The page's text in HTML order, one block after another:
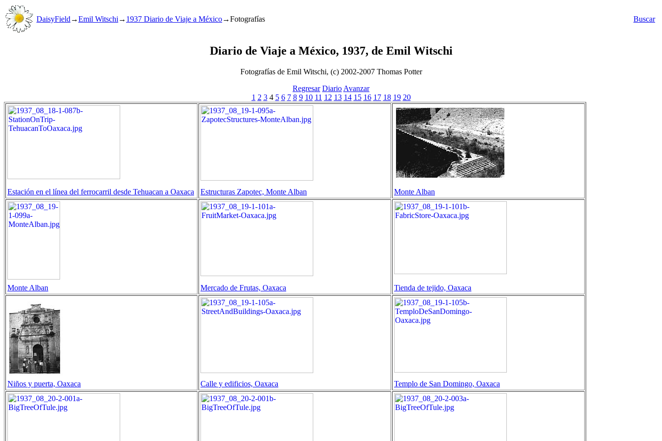
DaisyField →Emil Witschi → 1937 Diario de Viaje a México→Fotografías Buscar
Diario de Viaje a México, 1937, de Emil Witschi
Fotografías de Emil Witschi, (c) 2002-2007 Thomas Potter
Regresar Diario Avanzar
1 2 34 5 6 7 8 9 10 11 12 13 14 15 16 17 18 19 20
Estación en el línea del ferrocarril desde Tehuacan a Oaxaca Estructuras Zapotec, Monte Alban Monte Alban
Monte Alban Mercado de Frutas, Oaxaca Tienda de tejido, Oaxaca
Niños y puerta, Oaxaca Calle y edificios, Oaxaca Templo de San Domingo, Oaxaca